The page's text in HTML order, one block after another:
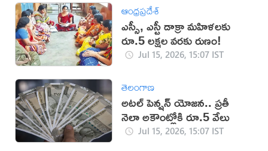
ఆంధ్రప్రదేశ్
ఎస్సీ, ఎస్టీ డాక్రా మహిళలకు
రూ.5 లక్షల వరకు రుణం!
Jul 15, 2026, 15:07 IST
తెలంగాణ
అటల్ పెన్షన్ యోజన.. ప్రతీ
నెలా అకౌంట్లోకి రూ.5 వేలు
Jul 15, 2026, 15:07 IST